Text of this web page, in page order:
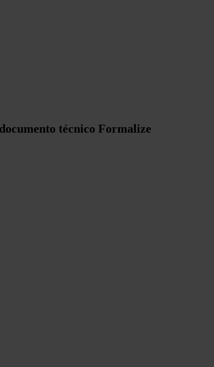
técnico Formalize